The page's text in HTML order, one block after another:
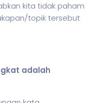
kita tidak paham
topik tersebut
adalah